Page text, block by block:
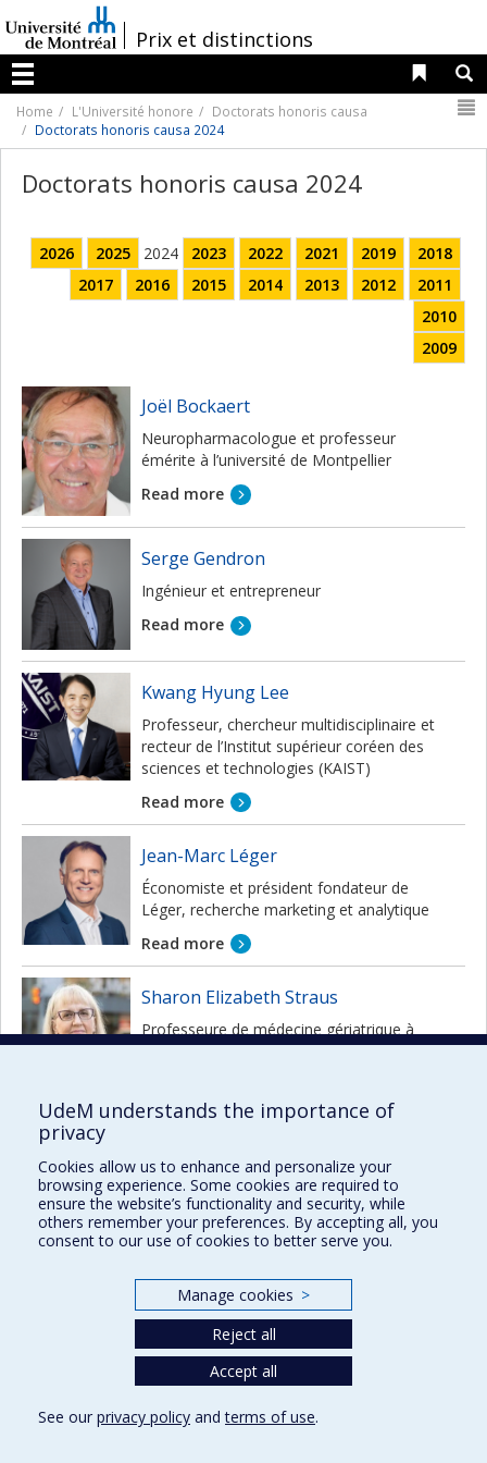
au
contenu
/Prix et distinctions
Menu
Liens
Home L'Université honore
Doctorats honoris causa
Doctorats honoris causa 2024
Doctorats honoris causa 2024
2026 2025 2024 2023 2022 2021 2019
2018
2017
2016 2015 2014 2013 2012
2011
2010
2009
Joël Bockaert
Neuropharmacologue et professeur
émérite à l’université de Montpellier
Read more
Serge Gendron
Ingénieur et entrepreneur
Read more
Kwang Hyung Lee
Professeur, chercheur multidisciplinaire et
recteur de l’Institut supérieur coréen des
sciences et technologies (KAIST)
Read more
Jean-Marc Léger
Économiste et président fondateur de
Léger, recherche marketing et analytique
Read more
Sharon Elizabeth Straus
Professeure de médecine gériatrique à
l'Université de Toronto
Professeur et juriste
Read more
UdeM understands the importance of
privacy
Cookies allow us to enhance and personalize your
browsing experience. Some cookies are required to
ensure the website’s functionality and security, while
others remember your preferences. By accepting all, you
consent to our use of cookies to better serve you.
Manage cookies >
Reject all
Accept all
See our privacy policy andterms of use.